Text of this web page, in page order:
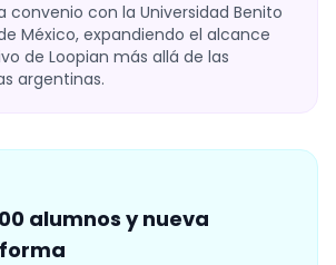
convenio con la Universidad Benito
México, expandiendo el alcance
de Loopian más allá de las
argentinas.
alumnos y nueva